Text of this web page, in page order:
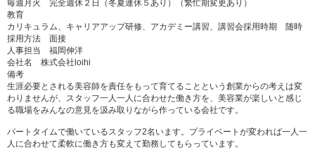
毎週月火 完全週休２日（冬夏連休５あり）（繁忙期変更あり）
教育
カリキュラム、キャリアアップ研修、アカデミー講習、講習会採用時期 随時
採用方法 面接
人事担当 福岡伸洋
会社名 株式会社loihi
備考
生涯必要とされる美容師を責任をもって育てることという創業からの考えは変
わりませんが、スタッフ一人一人に合わせた働き方を、美容業が楽しいと感じ
る職場をみんなの意見を汲み取りながら作っている会社です。
パートタイムで働いているスタッフ2名います。プライベートが変われば一人一
人に合わせて柔軟に働き方も変えて勤務してもらっています。